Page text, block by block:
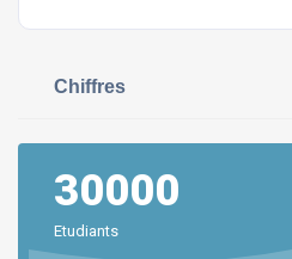
Chiffres
30000
Etudiants